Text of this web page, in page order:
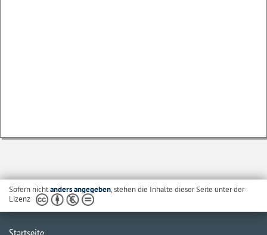
Sofern nichtanders angegeben, stehen die Inhalte dieser Seite unter der
Lizenz